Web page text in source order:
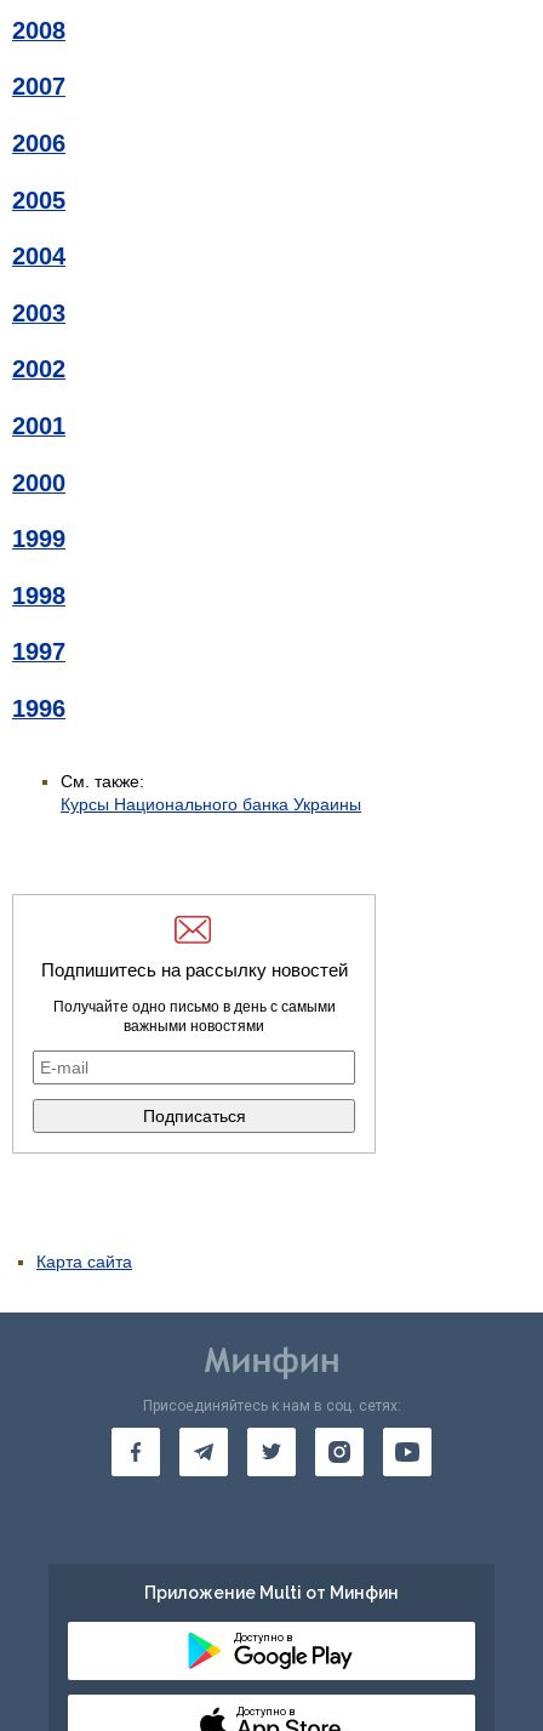
2008
2007
2006
2005
2004
2003
2002
2001
2000
1999
1998
1997
1996
См. также:
Курсы Национального банка Украины
Подпишитесь на рассылку новостей
Получайте одно письмо в день с самыми
важными новостями
Карта сайта
Присоединяйтесь к нам в соц. сетях:
Приложение Multi от Минфин
Доступно в
Доступно в